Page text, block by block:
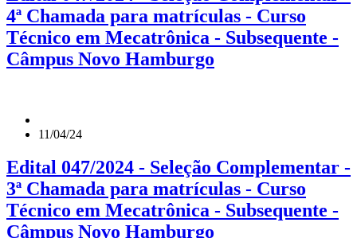
4ª Chamada para matrículas - Curso
Técnico em Mecatrônica - Subsequente -
Câmpus Novo Hamburgo
11/04/24
Edital 047/2024 - Seleção Complementar -
3ª Chamada para matrículas - Curso
Técnico em Mecatrônica - Subsequente -
Câmpus Novo Hamburgo